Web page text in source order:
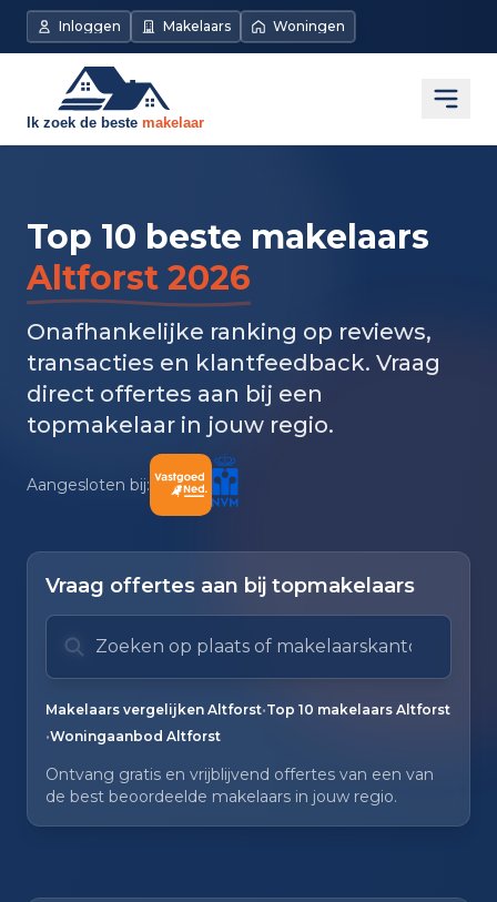
Inloggen Makelaars Woningen
Top 10 beste makelaars
Altforst 2026
Onafhankelijke ranking op reviews,
transacties en klantfeedback. Vraag
direct offertes aan bij een
topmakelaar in jouw regio.
Aangesloten bij:
Vraag offertes aan bij topmakelaars
Zoek op plaats of makelaarskantoor
Typ om te zoeken. Gebruik pijl omlaag en pijl
Makelaars vergelijken Altforst•Top 10 makelaars Altforst
•Woningaanbod Altforst
Ontvang gratis en vrijblijvend offertes van een van
de best beoordeelde makelaars in jouw regio.